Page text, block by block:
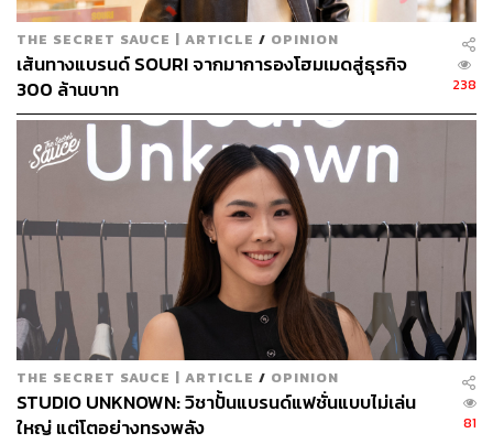
🔸 3. ต้องมีทุนและการวางแผนการเงินที่ดี
🔸 4. ต้องเข้าใจตลาดให้ลึก ทั้งพฤติกรรม ช่องทางขาย และ
โอกาสที่ยังว่างอยู่
แบรนด์ที่แข็งแรง ไม่ได้เกิดจากการเอาใจตลาดทุกทาง แต่
เกิดจากการเข้าใจตัวเองอย่างลึกซึ้ง และอดทนพอจะรอให้
โลกค่อยๆ หันมาเห็นในสิ่งที่เราสร้างขึ้น
AIMER คือภาพสะท้อนของผู้หญิงยุคใหม่ที่ไม่ต้องตะโกน แต่
กลับน่าจดจำ เพราะความเรียบง่ายที่มี ‘อะไรบางอย่าง’ อยู่ใน
นั้นเสมอ
FYI
THE SECRET SAUCE | ARTICLE / OPINION
เส้นทางแบรนด์ SOURI จากมาการองโฮมเมดสู่ธุรกิจ
300 ล้านบาท
238
THE SECRET SAUCE | ARTICLE / OPINION
STUDIO UNKNOWN: วิชาปั้นแบรนด์แฟชั่นแบบไม่เล่น
ใหญ่ แต่โตอย่างทรงพลัง
81